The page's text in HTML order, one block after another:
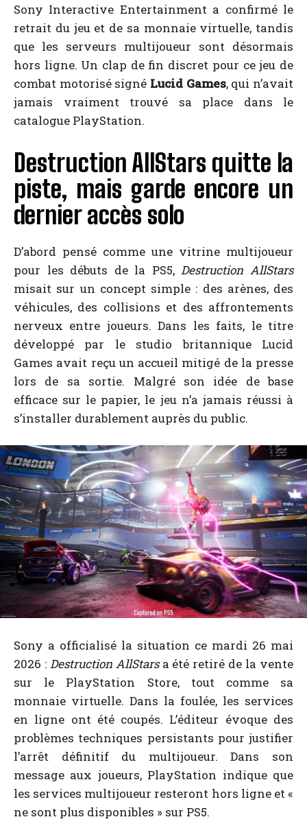
Sony Interactive Entertainment a confirmé le
retrait du jeu et de sa monnaie virtuelle, tandis
que les serveurs multijoueur sont désormais
hors ligne. Un clap de fin discret pour ce jeu de
combat motorisé signé Lucid Games, qui n’avait
jamais vraiment trouvé sa place dans le
catalogue PlayStation.
Destruction AllStars quitte la
piste, mais garde encore un
dernier accès solo
D’abord pensé comme une vitrine multijoueur
pour les débuts de la PS5,Destruction AllStars
misait sur un concept simple : des arènes, des
véhicules, des collisions et des affrontements
nerveux entre joueurs. Dans les faits, le titre
développé par le studio britannique Lucid
Games avait reçu un accueil mitigé de la presse
lors de sa sortie. Malgré son idée de base
efficace sur le papier, le jeu n’a jamais réussi à
s’installer durablement auprès du public.
Sony a officialisé la situation ce mardi 26 mai
2026 : Destruction AllStarsa été retiré de la vente
sur le PlayStation Store, tout comme sa
monnaie virtuelle. Dans la foulée, les services
en ligne ont été coupés. L’éditeur évoque des
problèmes techniques persistants pour justifier
l’arrêt définitif du multijoueur. Dans son
message aux joueurs, PlayStation indique que
les services multijoueur resteront hors ligne et «
ne sont plus disponibles » sur PS5.